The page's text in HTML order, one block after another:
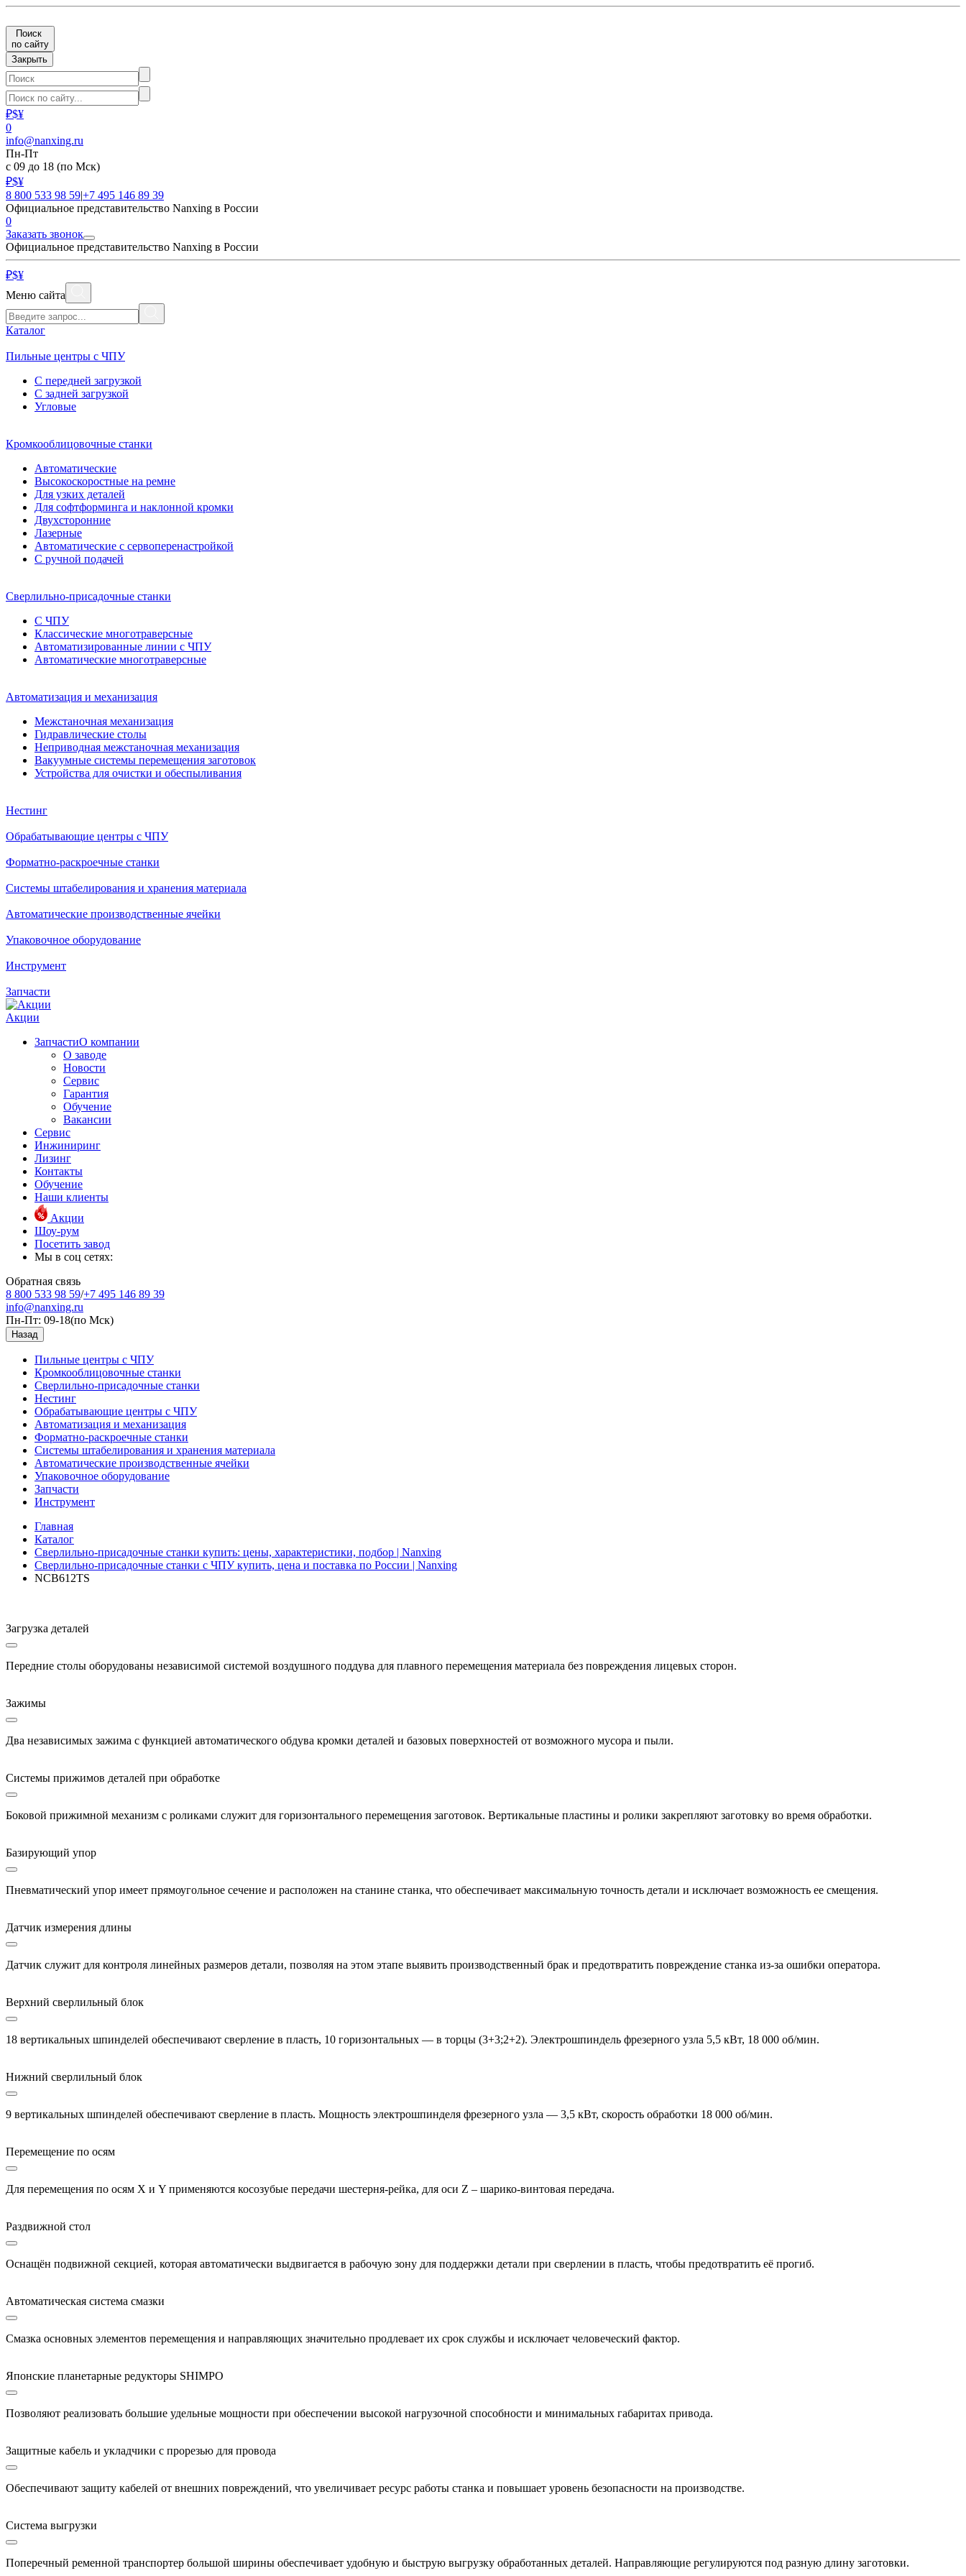
Поиск
по сайту
Закрыть
₽$¥
0
info@nanxing.ru
Пн-Пт
с 09 до 18 (по Мск)
₽$¥
8 800 533 98 59|+7 495 146 89 39
Официальное представительство Nanxing в России
0
Заказать звонок
Официальное представительство Nanxing в России
₽$¥
Меню сайта
Каталог
Пильные центры с ЧПУ
С передней загрузкой
С задней загрузкой
Угловые
Кромкооблицовочные станки
Автоматические
Высокоскоростные на ремне
Для узких деталей
Для софтформинга и наклонной кромки
Двухсторонние
Лазерные
Автоматические с сервоперенастройкой
С ручной подачей
Сверлильно-присадочные станки
С ЧПУ
Классические многотраверсные
Автоматизированные линии с ЧПУ
Автоматические многотраверсные
Автоматизация и механизация
Межстаночная механизация
Гидравлические столы
Неприводная межстаночная механизация
Вакуумные системы перемещения заготовок
Устройства для очистки и обеспыливания
Нестинг
Обрабатывающие центры с ЧПУ
Форматно-раскроечные станки
Системы штабелирования и хранения материала
Автоматические производственные ячейки
Упаковочное оборудование
Инструмент
Запчасти
Акции
ЗапчастиО компании
О заводе
Новости
Сервис
Гарантия
Обучение
Вакансии
Сервис
Инжиниринг
Лизинг
Контакты
Обучение
Наши клиенты
Акции
Шоу-рум
Посетить завод
Мы в соц сетях:
Обратная связь
8 800 533 98 59/+7 495 146 89 39
info@nanxing.ru
Пн-Пт: 09-18(по Мск)
Назад
Пильные центры с ЧПУ
Кромкооблицовочные станки
Сверлильно-присадочные станки
Нестинг
Обрабатывающие центры с ЧПУ
Автоматизация и механизация
Форматно-раскроечные станки
Системы штабелирования и хранения материала
Автоматические производственные ячейки
Упаковочное оборудование
Запчасти
Инструмент
Главная
Каталог
Сверлильно-присадочные станки купить: цены, характеристики, подбор | Nanxing
Сверлильно-присадочные станки с ЧПУ купить, цена и поставка по России | Nanxing
NCB612TS
Загрузка деталей
Передние столы оборудованы независимой системой воздушного поддува для плавного перемещения материала без повреждения лицевых сторон.
Зажимы
Два независимых зажима с функцией автоматического обдува кромки деталей и базовых поверхностей от возможного мусора и пыли.
Системы прижимов деталей при обработке
Боковой прижимной механизм с роликами служит для горизонтального перемещения заготовок. Вертикальные пластины и ролики закрепляют заготовку во время обработки.
Базирующий упор
Пневматический упор имеет прямоугольное сечение и расположен на станине станка, что обеспечивает максимальную точность детали и исключает возможность ее смещения.
Датчик измерения длины
Датчик служит для контроля линейных размеров детали, позволяя на этом этапе выявить производственный брак и предотвратить повреждение станка из-за ошибки оператора.
Верхний сверлильный блок
18 вертикальных шпинделей обеспечивают сверление в пласть, 10 горизонтальных — в торцы (3+3;2+2). Электрошпиндель фрезерного узла 5,5 кВт, 18 000 об/мин.
Нижний сверлильный блок
9 вертикальных шпинделей обеспечивают сверление в пласть. Мощность электрошпинделя фрезерного узла — 3,5 кВт, скорость обработки 18 000 об/мин.
Перемещение по осям
Для перемещения по осям X и Y применяются косозубые передачи шестерня-рейка, для оси Z – шарико-винтовая передача.
Раздвижной стол
Оснащён подвижной секцией, которая автоматически выдвигается в рабочую зону для поддержки детали при сверлении в пласть, чтобы предотвратить её прогиб.
Автоматическая система смазки
Cмазка основных элементов перемещения и направляющих значительно продлевает их срок службы и исключает человеческий фактор.
Японские планетарные редукторы SHIMPO
Позволяют реализовать большие удельные мощности при обеспечении высокой нагрузочной способности и минимальных габаритах привода.
Защитные кабель и укладчики с прорезью для провода
Обеспечивают защиту кабелей от внешних повреждений, что увеличивает ресурс работы станка и повышает уровень безопасности на производстве.
Система выгрузки
Поперечный ременной транспортер большой ширины обеспечивает удобную и быструю выгрузку обработанных деталей. Направляющие регулируются под разную длину заготовки.